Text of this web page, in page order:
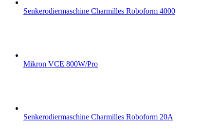
Senkerodiermaschine Charmilles Roboform 4000
Mikron VCE 800W/Pro
Senkerodiermaschine Charmilles Roboform 20A